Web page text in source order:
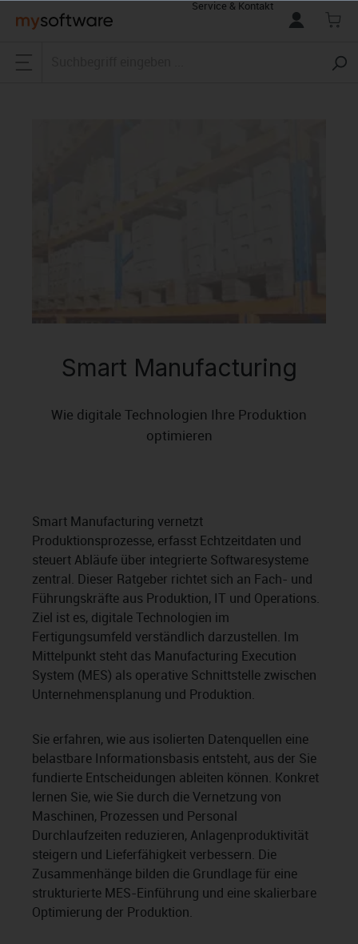
springen
Service & Kontakt
Smart Manufacturing
Wie digitale Technologien Ihre Produktion
optimieren
Smart Manufacturing vernetzt
Produktionsprozesse, erfasst Echtzeitdaten und
steuert Abläufe über integrierte Softwaresysteme
zentral. Dieser Ratgeber richtet sich an Fach- und
Führungskräfte aus Produktion, IT und Operations.
Ziel ist es, digitale Technologien im
Fertigungsumfeld verständlich darzustellen. Im
Mittelpunkt steht das Manufacturing Execution
System (MES) als operative Schnittstelle zwischen
Unternehmensplanung und Produktion.
Sie erfahren, wie aus isolierten Datenquellen eine
belastbare Informationsbasis entsteht, aus der Sie
fundierte Entscheidungen ableiten können. Konkret
lernen Sie, wie Sie durch die Vernetzung von
Maschinen, Prozessen und Personal
Durchlaufzeiten reduzieren, Anlagenproduktivität
steigern und Lieferfähigkeit verbessern. Die
Zusammenhänge bilden die Grundlage für eine
strukturierte MES-Einführung und eine skalierbare
Optimierung der Produktion.